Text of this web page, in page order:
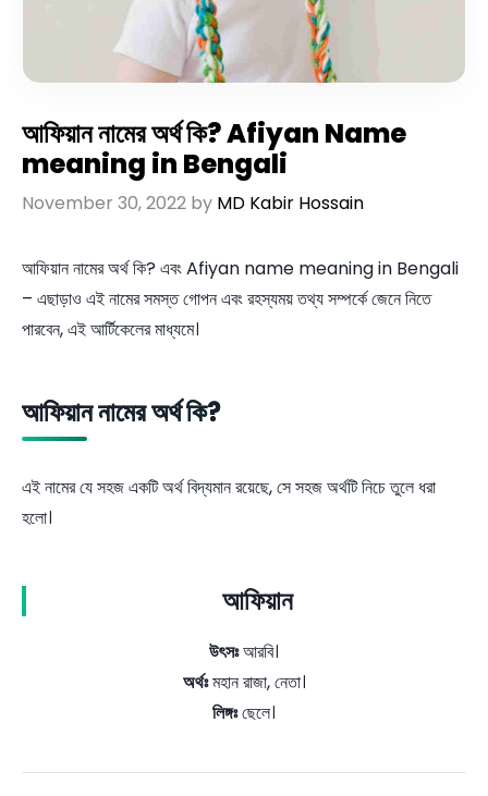
আফিয়ান নামের অর্থ কি? Afiyan Name
meaning in Bengali
November 30, 2022 by MD Kabir Hossain
আফিয়ান নামের অর্থ কি? এবং Afiyan name meaning in Bengali
– এছাড়াও এই নামের সমস্ত গোপন এবং রহস্যময় তথ্য সম্পর্কে জেনে নিতে
পারবেন, এই আর্টিকেলের মাধ্যমে।
আফিয়ান নামের অর্থ কি?
এই নামের যে সহজ একটি অর্থ বিদ্যমান রয়েছে, সে সহজ অর্থটি নিচে তুলে ধরা
হলো।
আফিয়ান
উৎসঃআরবি।
অর্থঃমহান রাজা, নেতা।
লিঙ্গঃছেলে।